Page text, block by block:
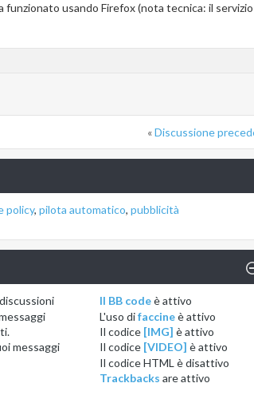
funzionato usando Firefox (nota tecnica: il
«Discussione
policy, pilota automatico, pubblicità
messaggi
Il BB codeèattivo
L'uso difaccineèattivo
Il codice [IMG] èattivo
Il codice [VIDEO] èattivo
Il codice HTML èdisattivo
Trackbacks areattivo